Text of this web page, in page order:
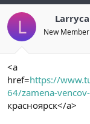
L New Member
<a
href=https://
64/zamena-
красноярск</a>